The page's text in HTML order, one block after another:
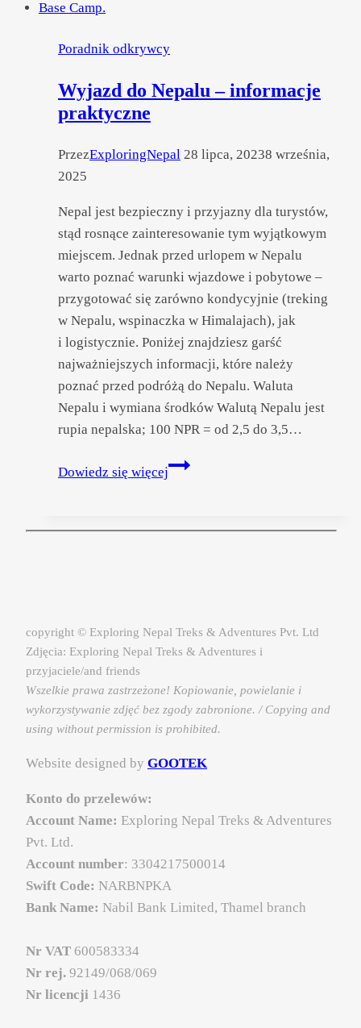
Poradnik odkrywcy
Wyjazd do Nepalu – informacje
praktyczne
PrzezExploringNepal 28 lipca, 20238 września,
2025
Nepal jest bezpieczny i przyjazny dla turystów,
stąd rosnące zainteresowanie tym wyjątkowym
miejscem. Jednak przed urlopem w Nepalu
warto poznać warunki wjazdowe i pobytowe –
przygotować się zarówno kondycyjnie (treking
w Nepalu, wspinaczka w Himalajach), jak
i logistycznie. Poniżej znajdziesz garść
najważniejszych informacji, które należy
poznać przed podróżą do Nepalu. Waluta
Nepalu i wymiana środków Walutą Nepalu jest
rupia nepalska; 100 NPR = od 2,5 do 3,5…
Dowiedz się więcej
Wyjazd
informacje
copyright © Exploring Nepal Treks & Adventures Pvt. Ltd
Zdjęcia: Exploring Nepal Treks & Adventures i
przyjaciele/and friends
Wszelkie prawa zastrzeżone! Kopiowanie, powielanie i
wykorzystywanie zdjęć bez zgody zabronione. / Copying and
using without permission is prohibited.
Website designed by GOOTEK
Konto do przelewów:
Account Name: Exploring Nepal Treks & Adventures
Pvt. Ltd.
Account number: 3304217500014
Swift Code: NARBNPKA
Bank Name: Nabil Bank Limited, Thamel branch
Nr VAT 600583334
Nr rej. 92149/068/069
Nr licencji 1436